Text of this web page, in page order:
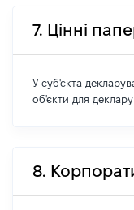
7. Цінні
У суб'єкта
об'єкти для
8.